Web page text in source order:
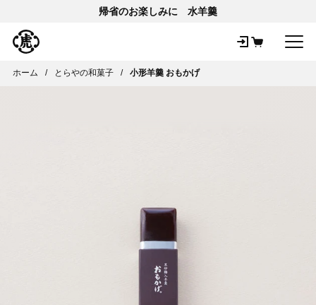
帰省のお楽しみに 水羊羹
ホーム とらやの和菓子 小形羊羹 おもかげ